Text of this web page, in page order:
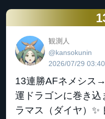
観測人
@kansokunin
2026/07/29 03:40
13連勝AFネメシス
運ドラゴンに巻き
ラマス（ダイヤ）✨